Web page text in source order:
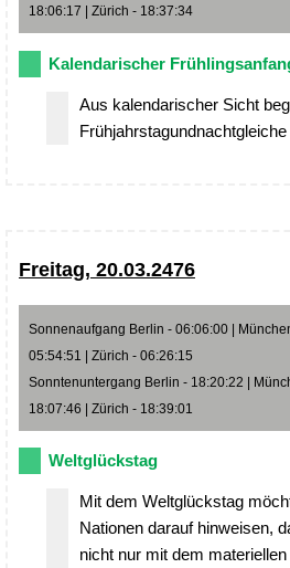
18:06:17 | Zürich - 18:37:34
Kalendarischer
Aus kalendarischer Sicht
Freitag, 20.03.2476
Sonnenaufgang Berlin - 06:06:00 |
05:54:51 | Zürich - 06:26:15
Sonntenuntergang Berlin - 18:20:22 |
18:07:46 | Zürich - 18:39:01
Weltglückstag
Mit dem Weltglückstag
Nationen darauf hinweisen,
nicht nur mit dem